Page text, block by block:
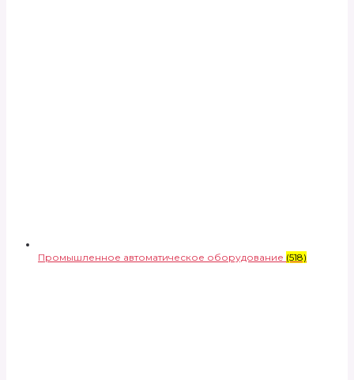
Промышленное автоматическое оборудование (518)